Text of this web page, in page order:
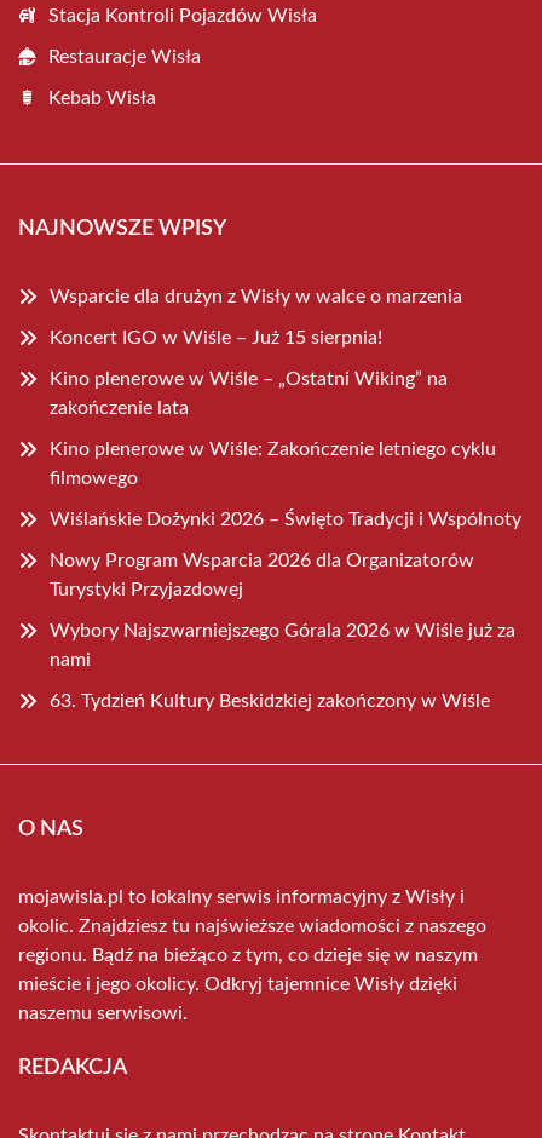
Stacja Kontroli Pojazdów Wisła
Restauracje Wisła
Kebab Wisła
NAJNOWSZE WPISY
Wsparcie dla drużyn z Wisły w walce o marzenia
Koncert IGO w Wiśle – Już 15 sierpnia!
Kino plenerowe w Wiśle – „Ostatni Wiking” na
zakończenie lata
Kino plenerowe w Wiśle: Zakończenie letniego cyklu
filmowego
Wiślańskie Dożynki 2026 – Święto Tradycji i Wspólnoty
Nowy Program Wsparcia 2026 dla Organizatorów
Turystyki Przyjazdowej
Wybory Najszwarniejszego Górala 2026 w Wiśle już za
nami
63. Tydzień Kultury Beskidzkiej zakończony w Wiśle
O NAS
mojawisla.pl to lokalny serwis informacyjny z Wisły i
okolic. Znajdziesz tu najświeższe wiadomości z naszego
regionu. Bądź na bieżąco z tym, co dzieje się w naszym
mieście i jego okolicy. Odkryj tajemnice Wisły dzięki
naszemu serwisowi.
REDAKCJA